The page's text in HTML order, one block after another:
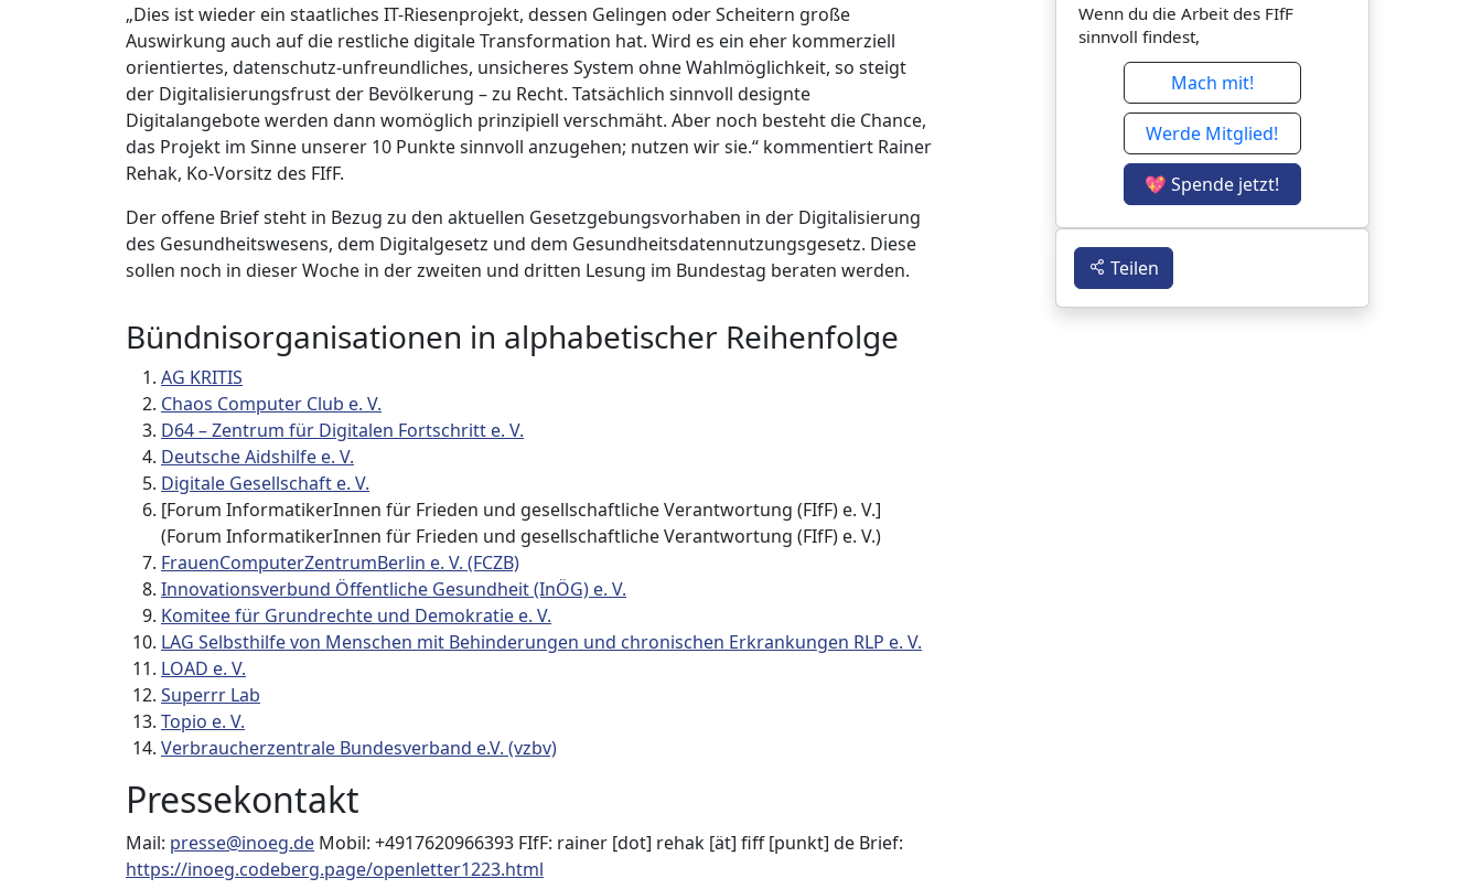
„Dies ist wieder ein staatliches IT-Riesenprojekt, dessen Gelingen oder Scheitern große
Auswirkung auch auf die restliche digitale Transformation hat. Wird es ein eher kommerziell
orientiertes, datenschutz-unfreundliches, unsicheres System ohne Wahlmöglichkeit, so steigt
der Digitalisierungsfrust der Bevölkerung – zu Recht. Tatsächlich sinnvoll designte
Digitalangebote werden dann womöglich prinzipiell verschmäht. Aber noch besteht die Chance,
das Projekt im Sinne unserer 10 Punkte sinnvoll anzugehen; nutzen wir sie.“ kommentiert Rainer
Rehak, Ko-Vorsitz des FIfF.
Der offene Brief steht in Bezug zu den aktuellen Gesetzgebungsvorhaben in der Digitalisierung
des Gesundheitswesens, dem Digitalgesetz und dem Gesundheitsdatennutzungsgesetz. Diese
sollen noch in dieser Woche in der zweiten und dritten Lesung im Bundestag beraten werden.
Bündnisorganisationen in alphabetischer Reihenfolge
AG KRITIS
Chaos Computer Club e. V.
D64 – Zentrum für Digitalen Fortschritt e. V.
Deutsche Aidshilfe e. V.
Digitale Gesellschaft e. V.
[Forum InformatikerInnen für Frieden und gesellschaftliche Verantwortung (FIfF) e. V.]
(Forum InformatikerInnen für Frieden und gesellschaftliche Verantwortung (FIfF) e. V.)
FrauenComputerZentrumBerlin e. V. (FCZB)
Innovationsverbund Öffentliche Gesundheit (InÖG) e. V.
Komitee für Grundrechte und Demokratie e. V.
LAG Selbsthilfe von Menschen mit Behinderungen und chronischen Erkrankungen RLP e. V.
LOAD e. V.
Superrr Lab
Topio e. V.
Verbraucherzentrale Bundesverband e.V. (vzbv)
Pressekontakt
Mail: presse@inoeg.de ‌‌‌‌ Mobil: +4917620966393‌‌‌‌ FIfF:‌ rainer [dot] rehak [ät] fiff [punkt] de Brief:
https://inoeg.codeberg.page/openletter1223.html
Wenn du die Arbeit des FIfF
sinnvoll findest,
Mach mit!
Werde Mitglied!
💖 Spende jetzt!
Teilen